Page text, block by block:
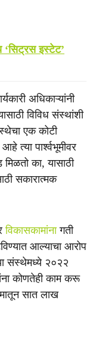
इस्टेट’
अधिकाऱ्यांनी
विविध संस्थांशी
एक कोटी
त्या पार्श्वभूमीवर
का, यासाठी
सकारात्मक
विकासकामांनागती
आल्याचा आरोप
संस्थेमध्ये २०२२
कोणतेही काम करू
सात लाख